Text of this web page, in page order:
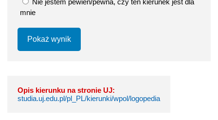
Nie jestem pewien/pewna, czy ten kierunek jest dla
mnie
Pokaż wynik
Opis kierunku na stronie UJ:
studia.uj.edu.pl/pl_PL/kierunki/wpol/logopedia